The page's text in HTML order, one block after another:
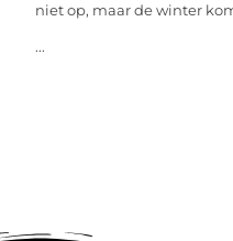
niet op, maar de winter
...